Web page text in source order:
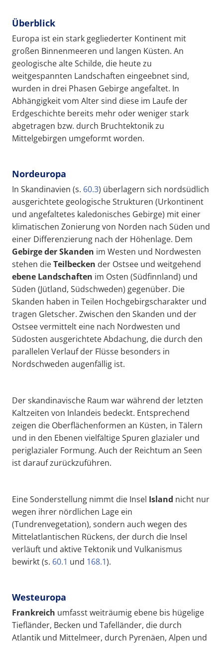
Überblick
Europa ist ein stark gegliederter Kontinent mit
großen Binnenmeeren und langen Küsten. An
geologische alte Schilde, die heute zu
weitgespannten Landschaften eingeebnet sind,
wurden in drei Phasen Gebirge angefaltet. In
Abhängigkeit vom Alter sind diese im Laufe der
Erdgeschichte bereits mehr oder weniger stark
abgetragen bzw. durch Bruchtektonik zu
Mittelgebirgen umgeformt worden.
Nordeuropa
In Skandinavien (s. 60.3) überlagern sich nordsüdlich
ausgerichtete geologische Strukturen (Urkontinent
und angefaltetes kaledonisches Gebirge) mit einer
klimatischen Zonierung von Norden nach Süden und
einer Differenzierung nach der Höhenlage. Dem
Gebirge derSkanden im Westen und Nordwesten
stehen dieTeilbecken der Ostsee und weitgehend
ebene Landschaften im Osten (Südfinnland) und
Süden (Jütland, Südschweden) gegenüber. Die
Skanden haben in Teilen Hochgebirgscharakter und
tragen Gletscher. Zwischen den Skanden und der
Ostsee vermittelt eine nach Nordwesten und
Südosten ausgerichtete Abdachung, die durch den
parallelen Verlauf der Flüsse besonders in
Nordschweden augenfällig ist.
Der skandinavische Raum war während der letzten
Kaltzeiten von Inlandeis bedeckt. Entsprechend
zeigen die Oberflächenformen an Küsten, in Tälern
und in den Ebenen vielfältige Spuren glazialer und
periglazialer Formung. Auch der Reichtum an Seen
ist darauf zurückzuführen.
Eine Sonderstellung nimmt die Insel Island nicht nur
wegen ihrer nördlichen Lage ein
(Tundrenvegetation), sondern auch wegen des
Mittelatlantischen Rückens, der durch die Insel
verläuft und aktive Tektonik und Vulkanismus
bewirkt (s. 60.1 und 168.1).
Westeuropa
Frankreich umfasst weiträumig ebene bis hügelige
Tiefländer, Becken und Tafelländer, die durch
Atlantik und Mittelmeer, durch Pyrenäen, Alpen und